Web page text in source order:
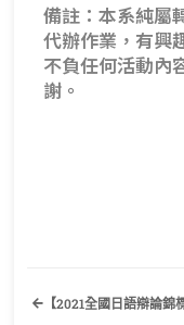
備註：本系純屬
代辦作業，有興
不負任何活動內
謝。